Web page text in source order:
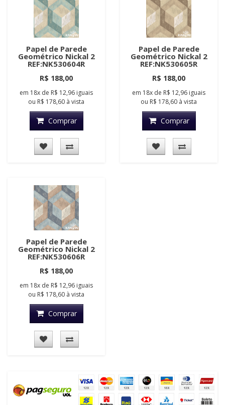
Papel de Parede
Geométrico Nickal 2
REF:NK530604R
R$ 188,00
em 18x de R$ 12,96 iguais
ou R$ 178,60 à vista
Comprar
Papel de Parede
Geométrico Nickal 2
REF:NK530605R
R$ 188,00
em 18x de R$ 12,96 iguais
ou R$ 178,60 à vista
Comprar
Papel de Parede
Geométrico Nickal 2
REF:NK530606R
R$ 188,00
em 18x de R$ 12,96 iguais
ou R$ 178,60 à vista
Comprar